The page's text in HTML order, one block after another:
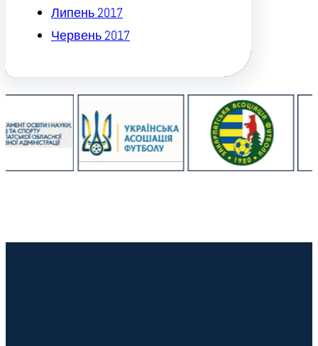
Липень 2017
Червень 2017